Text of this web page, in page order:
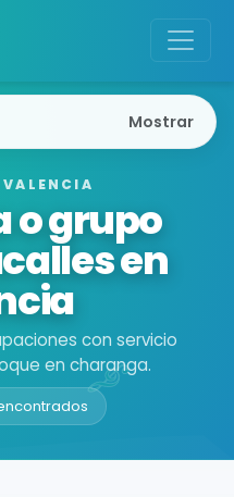
VALENCIA
o grupo
en
con servicio
en charanga.
Mostrar